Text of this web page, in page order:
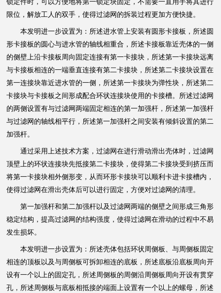
锁定件时，可以方便地将第一锁定块固定，不需要一直用手将其进行
限位，解放工人的双手，使得过滤网的拆装过程更加方便快捷。
本发明进一步设置为：所述进水管上安装有圆形卡接板，所述圆
形卡接板的圆心与进水管的轴线相重合，所述卡接板靠近壳体的一侧
的侧壁上沿卡接板周向固定连接有第一卡接块，所述第一卡接块远离
与卡接板相连的一端垂直连接有第二卡接块，所述第二卡接块设置在
第一连接块靠近进水管的一侧，所述第一卡接块为弹性块，所述第二
卡接块与卡接板之间形成配合环状连接块使用的卡接槽。所述过滤网
的两侧设置有与过滤网两端固定相连的第一加强杆，所述第一加强杆
与过滤网的轴线相平行，所述第一加强杆之间安装有倾斜设置的第二
加强杆。
通过采用上述技术方案，过滤网在进行滑动滑出壳体时，过滤网
顶壁上的环状连接块先抵接第二卡接块，使得第二卡接块受到挤压而
将第一卡接块相外侧形变，从而环形卡接块可以顺利卡进卡接槽内，
使得过滤网在滑出壳体后可以进行固定，方便对过滤网的清理。
第一加强杆和第二加强杆以及过滤网两端的侧壁之间形成三角形
稳定结构，提高过滤网的结构强度，使得过滤网在滑动的过程中不易
发生损坏。
本发明进一步设置为：所述壳体包括环状周侧板、与周侧板固定
相连的顶板以及与周侧板可拆卸相连的底板，所述底板沿底板周向开
设有一个以上的固定孔，所述周侧板的周侧沿周侧板周向开设有贯穿
孔，所述周侧板与底板相抵接的端面上设置有一个以上的螺母，所述